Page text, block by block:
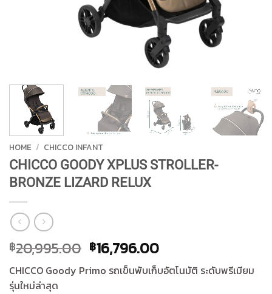
HOME / CHICCO INFANT
CHICCO GOODY XPLUS STROLLER-
BRONZE LIZARD RELUX
฿20,995.00 Original
price
was:
฿16,796.00Current
price
is:
CHICCO Goody Primo รถเข็นพับเก็บอัตโนมัติ ระดับพรีเมียม
รุ่นใหม่ล่าสุด